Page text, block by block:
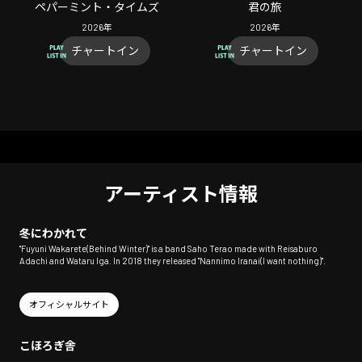
ペパーミント・タイムズ
2026年
チャートイン
君の旅
2026年
チャートイン
アーティスト情報
冬にわかれて
"Fuyuni Wakarete(Behind Winter)" is a band Saho Terao made with Reisaburo
Adachi and Wataru Iga. In 2018 they released "Nannimo Iranai(I want nothing)".
オフィシャルサイト
こほろぎ舎